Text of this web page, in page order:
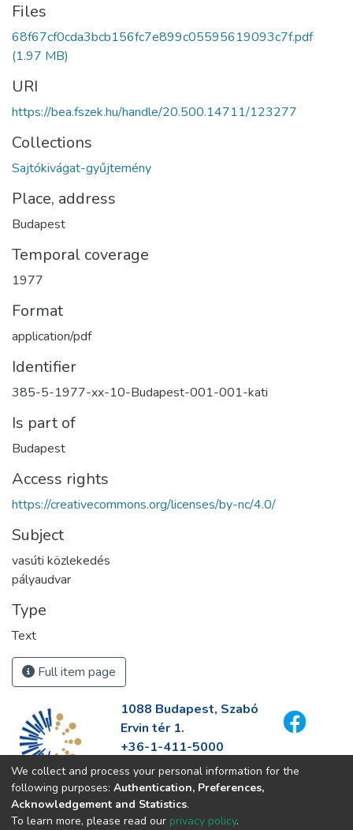
Files
68f67cf0cda3bcb156fc7e899c05595619093c7f.pdf
(1.97 MB)
URI
https://bea.fszek.hu/handle/20.500.14711/123277
Collections
Sajtókivágat-gyűjtemény
Place, address
Budapest
Temporal coverage
1977
Format
application/pdf
Identifier
385-5-1977-xx-10-Budapest-001-001-kati
Is part of
Budapest
Access rights
https://creativecommons.org/licenses/by-nc/4.0/
Subject
vasúti közlekedés
pályaudvar
Type
Text
Full item page
1088 Budapest, Szabó
Ervin tér 1.
+36-1-411-5000
info@fszek.hu
https://fszek.hu
We collect and process your personal information for the
following purposes: Authentication, Preferences,
Acknowledgement and Statistics.
To learn more, please read our privacy policy.